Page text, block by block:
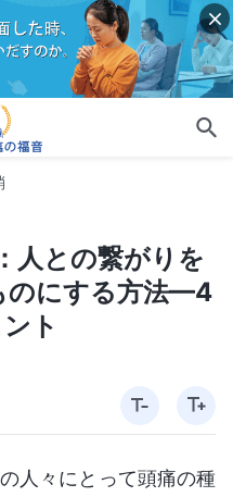
人との繋がりを
のにする方法—4
ト
人々にとって頭痛の種